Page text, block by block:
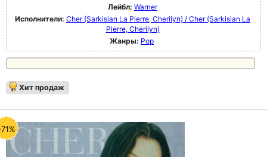
Лейбл: Warner
Исполнители: Cher (Sarkisian La Pierre, Cherilyn) / Cher (Sarkisian La
Pierre, Cherilyn)
Жанры: Pop
Хит продаж